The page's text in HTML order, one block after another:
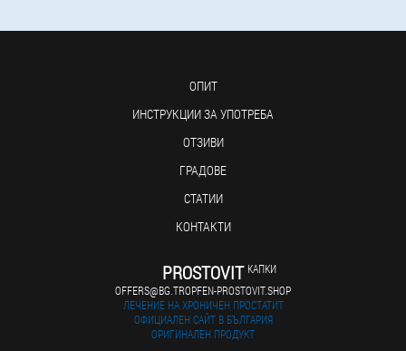
ОПИТ
ИНСТРУКЦИИ ЗА УПОТРЕБА
ОТЗИВИ
ГРАДОВЕ
СТАТИИ
КОНТАКТИ
PROSTOVIT КАПКИ
OFFERS@BG.TROPFEN-PROSTOVIT.SHOP
ЛЕЧЕНИЕ НА ХРОНИЧЕН ПРОСТАТИТ
ОФИЦИАЛЕН САЙТ В БЪЛГАРИЯ
ОРИГИНАЛЕН ПРОДУКТ